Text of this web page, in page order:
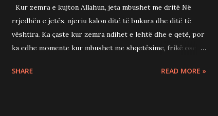
Kur zemra e kujton Allahun, jeta mbushet me dritë Në
rrjedhën e jetës, njeriu kalon ditë të bukura dhe ditë të
vështira. Ka çaste kur zemra ndihet e lehtë dhe e qetë, por
ka edhe momente kur mbushet me shqetësime, frikë ose
pasuri, në sukses apo në fjalët e të tjerëve. Megjithatë,
SHARE READ MORE »